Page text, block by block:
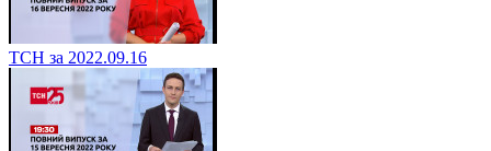
ТСН за 2022.09.16